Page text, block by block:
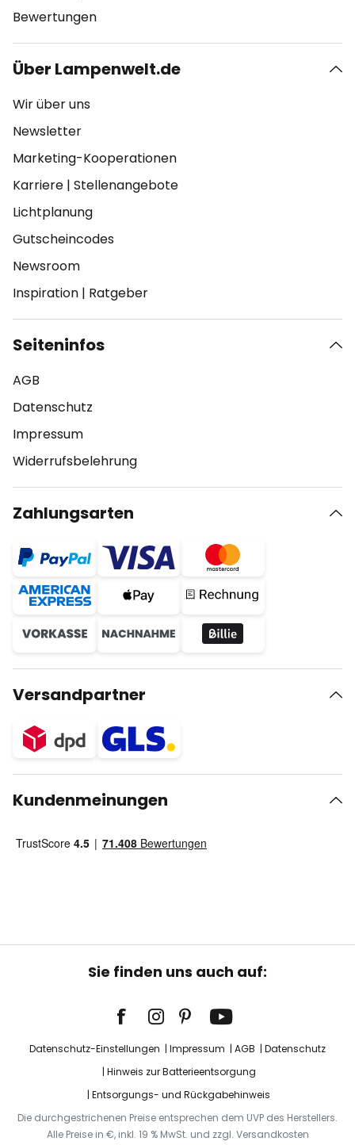
Bewertungen
Über Lampenwelt.de
Wir über uns
Newsletter
Marketing-Kooperationen
Karriere | Stellenangebote
Lichtplanung
Gutscheincodes
Newsroom
Inspiration | Ratgeber
Seiteninfos
AGB
Datenschutz
Impressum
Widerrufsbelehrung
Zahlungsarten
Versandpartner
Kundenmeinungen
Sie finden uns auch auf:
Datenschutz-Einstellungen Impressum AGB
Datenschutz
Hinweis zur Batterieentsorgung
Entsorgungs- und Rückgabehinweis
Die durchgestrichenen Preise entsprechen dem UVP des Herstellers.
Alle Preise in €, inkl. 19 % MwSt. und zzgl. Versandkosten